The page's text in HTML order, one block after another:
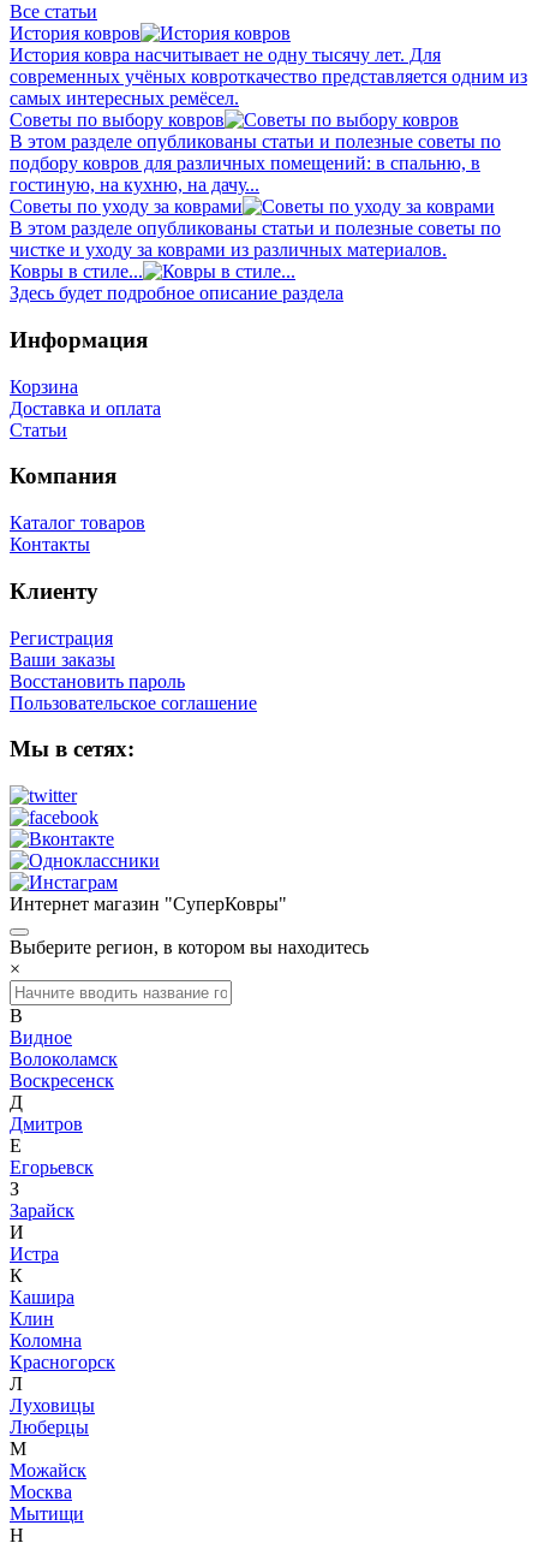
Все статьи
История ковров
История ковра насчитывает не одну тысячу лет. Для
современных учёных ковроткачество представляется одним из
самых интересных ремёсел.
Советы по выбору ковров
В этом разделе опубликованы статьи и полезные советы по
подбору ковров для различных помещений: в спальню, в
гостиную, на кухню, на дачу...
Советы по уходу за коврами
В этом разделе опубликованы статьи и полезные советы по
чистке и уходу за коврами из различных материалов.
Ковры в стиле...
Здесь будет подробное описание раздела
Информация
Корзина
Доставка и оплата
Статьи
Компания
Каталог товаров
Контакты
Клиенту
Регистрация
Ваши заказы
Восстановить пароль
Пользовательское соглашение
Мы в сетях:
Интернет магазин "СуперКовры"
Выберите регион, в котором вы находитесь
×
В
Видное
Волоколамск
Воскресенск
Д
Дмитров
Е
Егорьевск
З
Зарайск
И
Истра
К
Кашира
Клин
Коломна
Красногорск
Л
Луховицы
Люберцы
М
Можайск
Москва
Мытищи
Н